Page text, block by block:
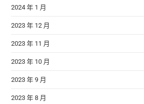
2024 年 1 月
2023 年 12 月
2023 年 11 月
2023 年 10 月
2023 年 9 月
2023 年 8 月